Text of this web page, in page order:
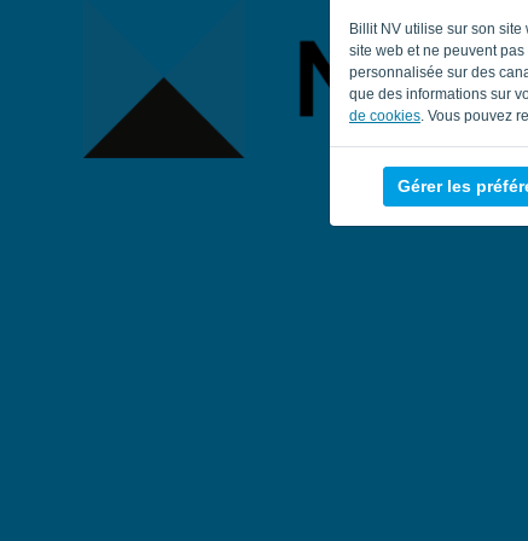
Billit NV utilise sur son
site web et ne peuvent
personnalisée sur des
que des informations sur
de cookies . Vous pouvez
Gérer les